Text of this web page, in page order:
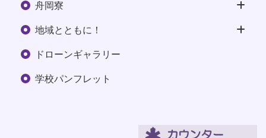
舟岡寮
地域とともに！
ドローンギャラリー
学校パンフレット